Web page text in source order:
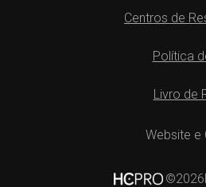
Centros de
Política
Livro de
Website e
©2026